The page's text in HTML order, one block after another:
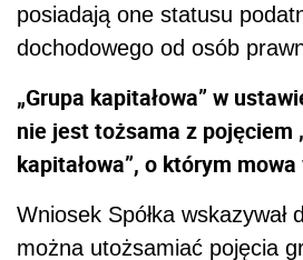
posiadają one statusu
dochodowego od osób
„Grupa kapitałowa” w
nie jest tożsama z pojęciem
kapitałowa”, o którym
Wniosek Spółka wskazywał
można utożsamiać pojęcia